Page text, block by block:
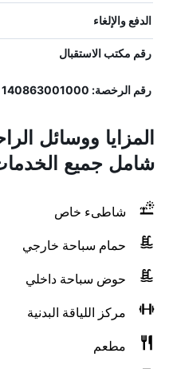
الدفع والإلغاء
رقم مكتب الاستقبال
رقم الرخصة: 140863001000
المزايا ووسائل
شامل جميع
شاطىء خاص
حمام سباحة خارجي
حوض سباحة داخلي
مركز اللياقة البدنية
مطعم